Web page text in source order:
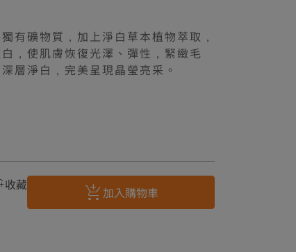
有礦物質，加上淨白草本植物萃取，
，使肌膚恢復光澤、彈性，緊緻毛
層淨白，完美呈現晶瑩亮采。
收藏 加入購物車